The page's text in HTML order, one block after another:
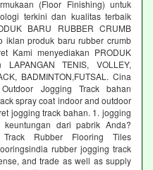
(Floor Finishing) untuk
terkini dan kualitas terbaik
BARU RUBBER CRUMB
iklan produk baru rubber crumb
Kami menyediakan PRODUK
TENIS, VOLLEY,
BADMINTON,FUTSAL. Cina
Jogging Track bahan
spray coat indoor and outdoor
jogging track bahan. 1. jogging
dari pabrik Anda?
Rubber Flooring Tiles
rubber jogging track
and trade as well as supply